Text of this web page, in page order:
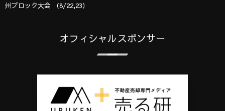
州ブロック大会 （8/22,23）
オフィシャルスポンサー